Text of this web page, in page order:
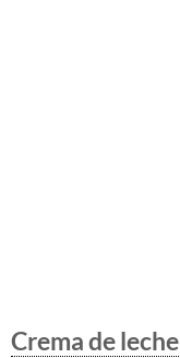
Crema de leche